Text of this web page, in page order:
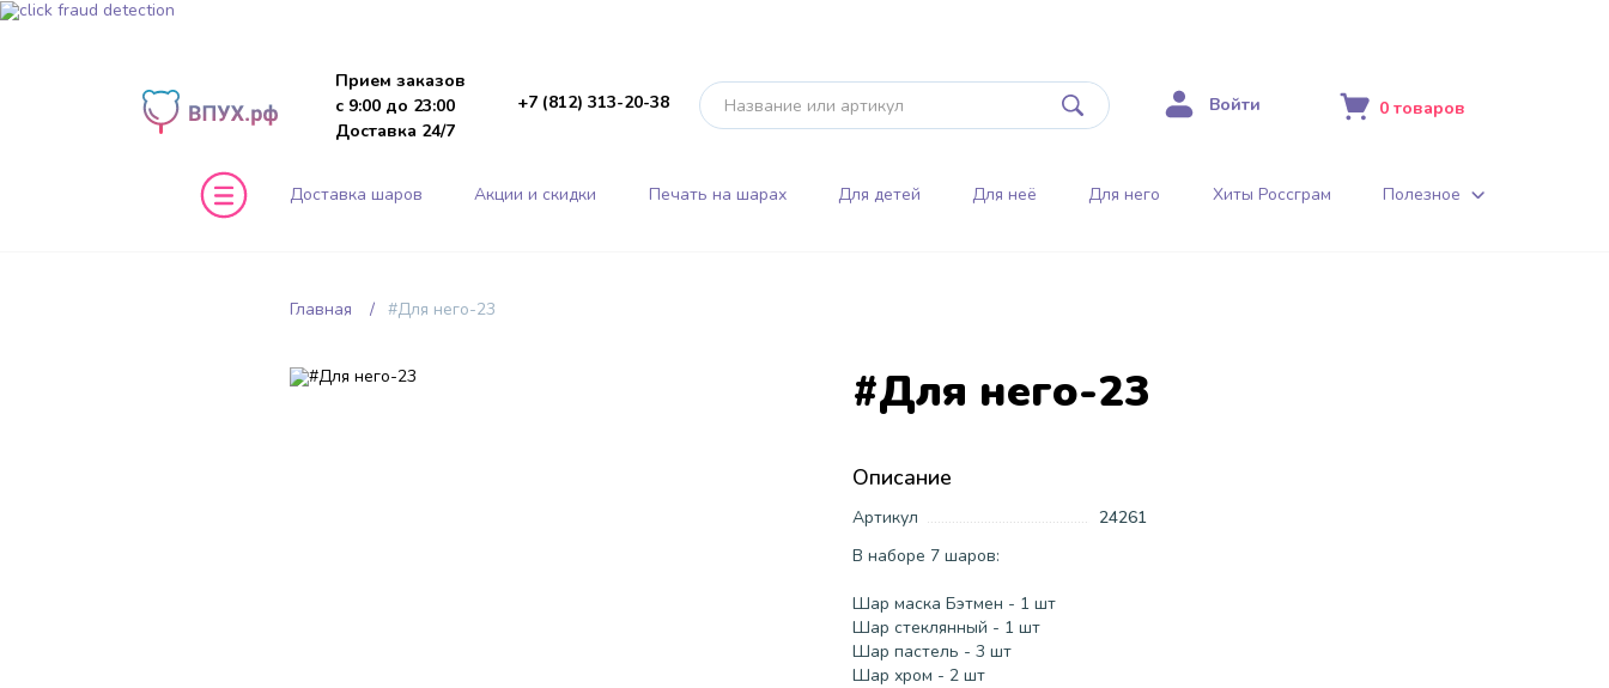
Прием заказов
с 9:00 до 23:00
Доставка 24/7
+7 (812) 313-20-38 Войти 0 товаров
Доставка шаров Акции и скидки Печать на шарах Для детей Для неё Для него Хиты Россграм Полезное
Главная #Для него-23
#Для него-23
Описание
Артикул
24261
В наборе 7 шаров:
Шар маска Бэтмен - 1 шт
Шар стеклянный - 1 шт
Шар пастель - 3 шт
Шар хром - 2 шт